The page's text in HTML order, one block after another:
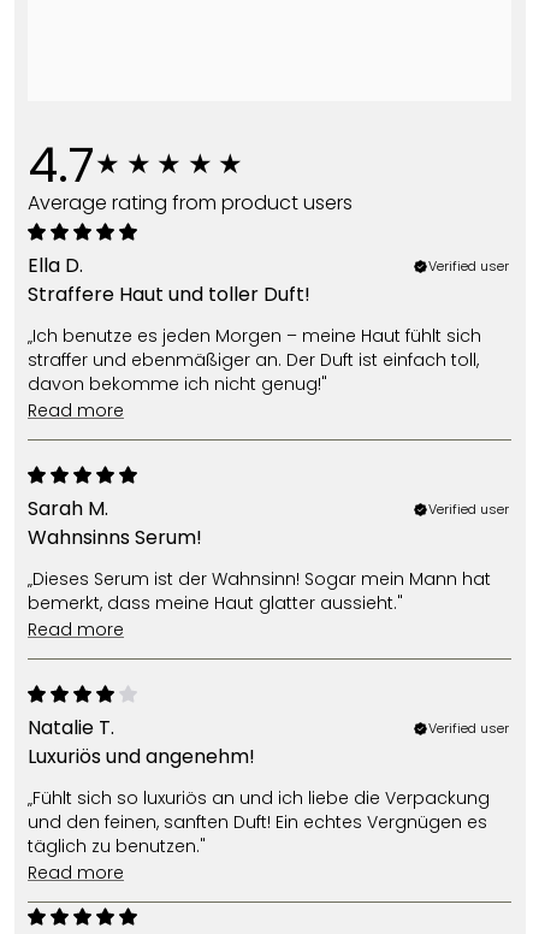
4.7
Average rating from product users
Ella D. Verified user
Straffere Haut und toller Duft!
„Ich benutze es jeden Morgen – meine Haut fühlt sich
straffer und ebenmäßiger an. Der Duft ist einfach toll,
davon bekomme ich nicht genug!"
read more
Sarah M. Verified user
Wahnsinns Serum!
„Dieses Serum ist der Wahnsinn! Sogar mein Mann hat
bemerkt, dass meine Haut glatter aussieht."
read more
Natalie T. Verified user
Luxuriös und angenehm!
„Fühlt sich so luxuriös an und ich liebe die Verpackung
und den feinen, sanften Duft! Ein echtes Vergnügen es
täglich zu benutzen."
read more